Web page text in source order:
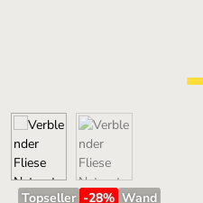
Topseller -28% Wand